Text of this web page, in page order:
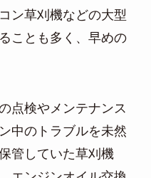
ン草刈機などの大型
ことも多く、早めの
点検やメンテナンス
中のトラブルを未然
管していた草刈機